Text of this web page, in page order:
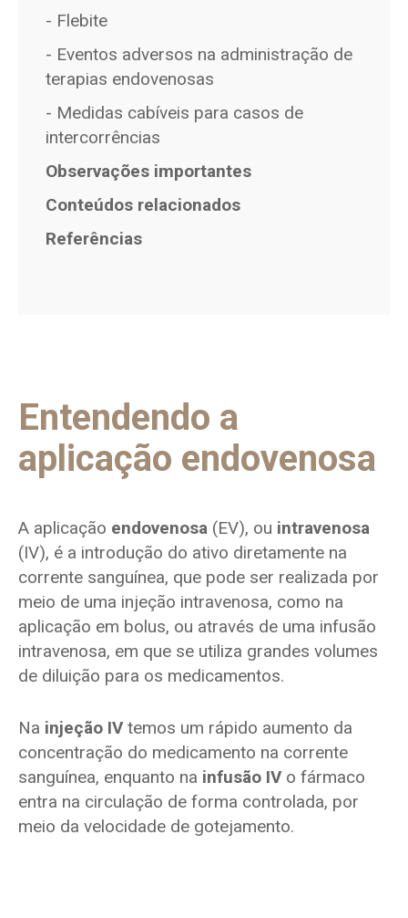
- Flebite
- Eventos adversos na administração de
terapias endovenosas
- Medidas cabíveis para casos de
intercorrências
Observações importantes
Conteúdos relacionados
Referências
Entendendo a
aplicação endovenosa
A aplicação endovenosa (EV), ou intravenosa
(IV), é a introdução do ativo diretamente na
corrente sanguínea, que pode ser realizada por
meio de uma injeção intravenosa, como na
aplicação em bolus, ou através de uma infusão
intravenosa, em que se utiliza grandes volumes
de diluição para os medicamentos.
Na injeção IVtemos um rápido aumento da
concentração do medicamento na corrente
sanguínea, enquanto na infusão IVo fármaco
entra na circulação de forma controlada, por
meio da velocidade de gotejamento.